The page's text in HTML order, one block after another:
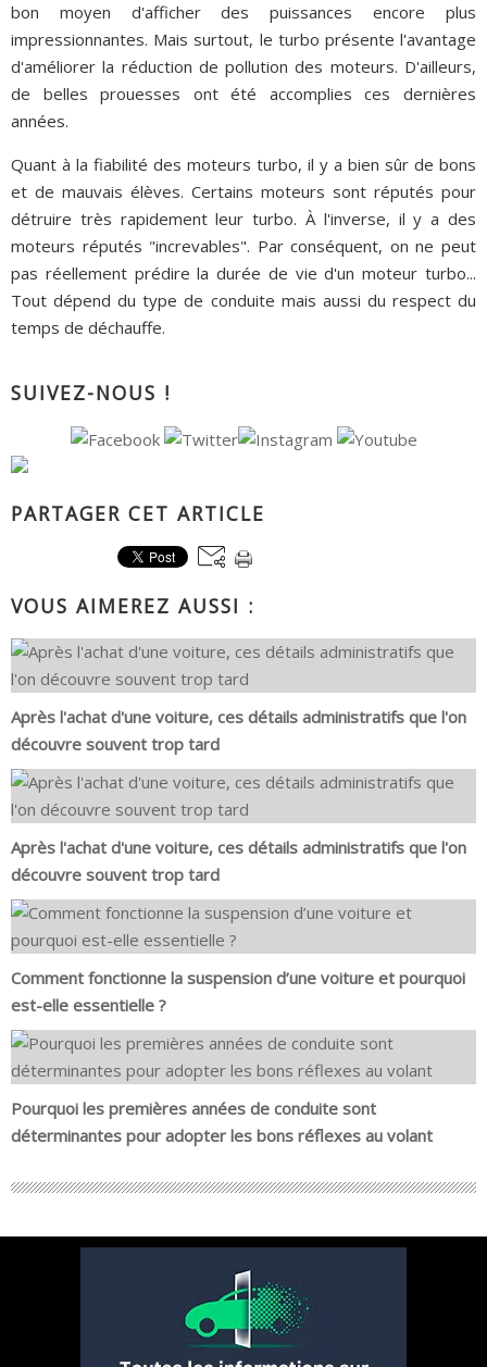
bon moyen d'afficher des puissances encore plus
impressionnantes. Mais surtout, le turbo présente l'avantage
d'améliorer la réduction de pollution des moteurs. D'ailleurs,
de belles prouesses ont été accomplies ces dernières
années.
Quant à la fiabilité des moteurs turbo, il y a bien sûr de bons
et de mauvais élèves. Certains moteurs sont réputés pour
détruire très rapidement leur turbo. À l'inverse, il y a des
moteurs réputés "increvables". Par conséquent, on ne peut
pas réellement prédire la durée de vie d'un moteur turbo...
Tout dépend du type de conduite mais aussi du respect du
temps de déchauffe.
SUIVEZ-NOUS !
PARTAGER CET ARTICLE
VOUS AIMEREZ AUSSI :
Après l'achat d'une voiture, ces détails administratifs que l'on
découvre souvent trop tard
Après l'achat d'une voiture, ces détails administratifs que l'on
découvre souvent trop tard
Comment fonctionne la suspension d’une voiture et pourquoi
est-elle essentielle ?
Pourquoi les premières années de conduite sont
déterminantes pour adopter les bons réflexes au volant